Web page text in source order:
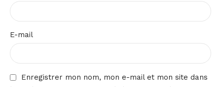
E-mail
Enregistrer mon nom, mon e-mail et mon site dans